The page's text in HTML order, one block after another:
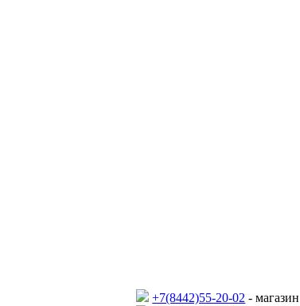
+7(8442)55-20-02 - магазин